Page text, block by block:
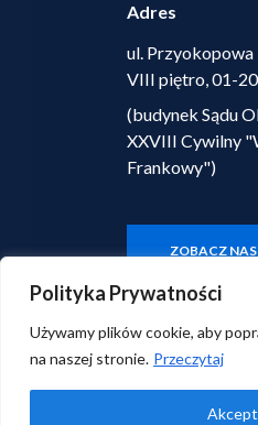
Polityka Prywatności
Używamy plików cookie, aby
na naszej stronie. Przeczytaj
Adres
ul. Przyokopowa
VIII piętro, 01-
(budynek Sądu
XXVIII Cywilny
Frankowy")
ZOBACZ
© 2026 Centrum Prawa
Wszelkie
Polityka prywatności |